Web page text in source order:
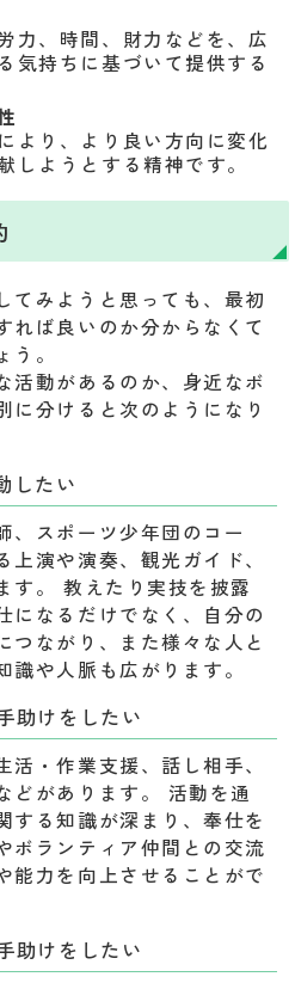
力、時間、財力などを、広
気持ちに基づいて提供する
より、より良い方向に変化
しようとする精神です。
みようと思っても、最初
れば良いのか分からなくて
。
活動があるのか、身近なボ
に分けると次のようになり
したい
スポーツ少年団のコー
演や演奏、観光ガイド、
す。 教えたり実技を披露
になるだけでなく、自分の
つながり、また様々な人と
や人脈も広がります。
助けをしたい
・作業支援、話し相手、
どがあります。 活動を通
する知識が深まり、奉仕を
ボランティア仲間との交流
能力を向上させることがで
助けをしたい